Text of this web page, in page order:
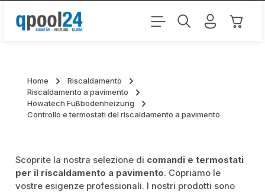
Passa al contenuto principale Il
Home
Riscaldamento
Riscaldamento a pavimento
Howatech Fußbodenheizung
Controllo e termostati del riscaldamento a pavimento
Scoprite la nostra selezione di comandi e termostati
per il riscaldamento a pavimento. Copriamo le
vostre esigenze professionali. I nostri prodotti sono